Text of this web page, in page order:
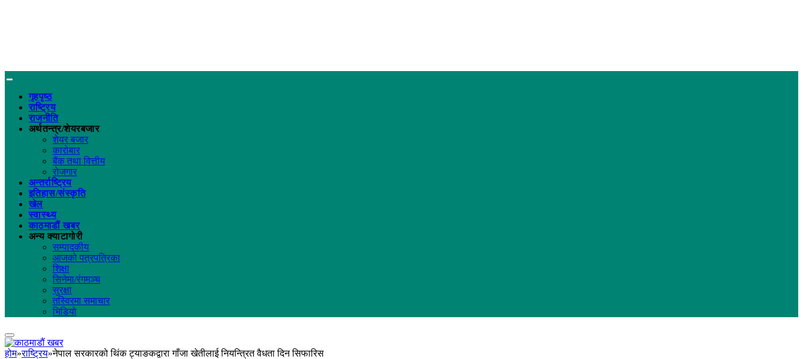
गृहपृष्ठ
राष्ट्रिय
राजनीति
अर्थतन्त्र/शेयरबजार
शेयर बजार
कारोबार
बैंक तथा वित्तीय
रोजगार
अन्तर्राष्ट्रिय
इतिहास/संस्कृति
खेल
स्वास्थ्य
काठमाडौं खबर
अन्य क्याटागोरी
सम्पादकीय
आजको पत्रपत्रिका
शिक्षा
सिनेमा/रंगमञ्च
सुरक्षा
तस्विरमा समाचार
भिडियो
होम»राष्ट्रिय»नेपाल सरकारको थिंक ट्याङकद्वारा गाँजा खेतीलाई नियन्त्रित वैधता दिन सिफारिस